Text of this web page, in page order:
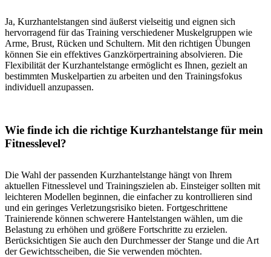
Ja, Kurzhantelstangen sind äußerst vielseitig und eignen sich
hervorragend für das Training verschiedener Muskelgruppen wie
Arme, Brust, Rücken und Schultern. Mit den richtigen Übungen
können Sie ein effektives Ganzkörpertraining absolvieren. Die
Flexibilität der Kurzhantelstange ermöglicht es Ihnen, gezielt an
bestimmten Muskelpartien zu arbeiten und den Trainingsfokus
individuell anzupassen.
Wie finde ich die richtige Kurzhantelstange für mein
Fitnesslevel?
Die Wahl der passenden Kurzhantelstange hängt von Ihrem
aktuellen Fitnesslevel und Trainingszielen ab. Einsteiger sollten mit
leichteren Modellen beginnen, die einfacher zu kontrollieren sind
und ein geringes Verletzungsrisiko bieten. Fortgeschrittene
Trainierende können schwerere Hantelstangen wählen, um die
Belastung zu erhöhen und größere Fortschritte zu erzielen.
Berücksichtigen Sie auch den Durchmesser der Stange und die Art
der Gewichtsscheiben, die Sie verwenden möchten.